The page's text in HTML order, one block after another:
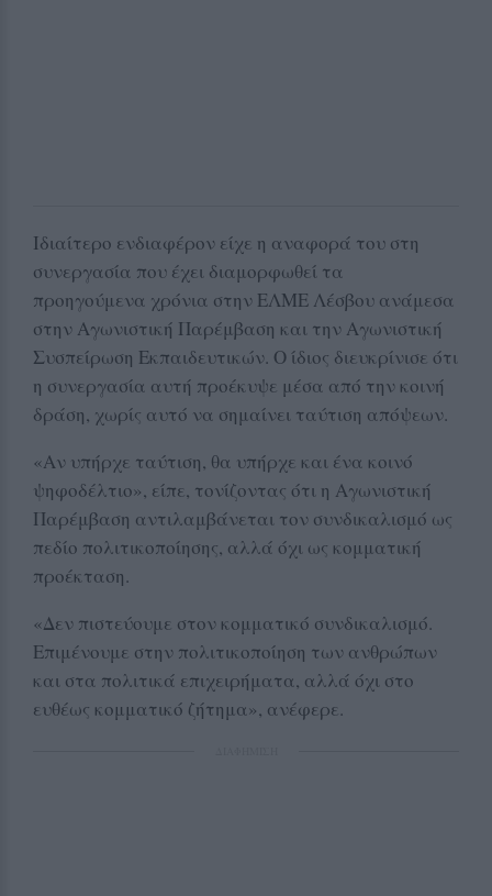
Ιδιαίτερο ενδιαφέρον είχε η αναφορά του στη
συνεργασία που έχει διαμορφωθεί τα
προηγούμενα χρόνια στην ΕΛΜΕ Λέσβου ανάμεσα
στην Αγωνιστική Παρέμβαση και την Αγωνιστική
Συσπείρωση Εκπαιδευτικών. Ο ίδιος διευκρίνισε ότι
η συνεργασία αυτή προέκυψε μέσα από την κοινή
δράση, χωρίς αυτό να σημαίνει ταύτιση απόψεων.
«Αν υπήρχε ταύτιση, θα υπήρχε και ένα κοινό
ψηφοδέλτιο», είπε, τονίζοντας ότι η Αγωνιστική
Παρέμβαση αντιλαμβάνεται τον συνδικαλισμό ως
πεδίο πολιτικοποίησης, αλλά όχι ως κομματική
προέκταση.
«Δεν πιστεύουμε στον κομματικό συνδικαλισμό.
Επιμένουμε στην πολιτικοποίηση των ανθρώπων
και στα πολιτικά επιχειρήματα, αλλά όχι στο
ευθέως κομματικό ζήτημα», ανέφερε.